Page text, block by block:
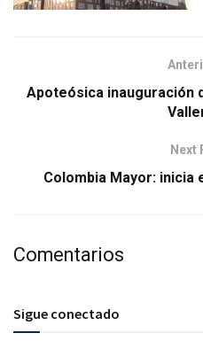
Apoteósica inauguración
Next
Colombia Mayor: inicia
Comentarios
Sigue conectado